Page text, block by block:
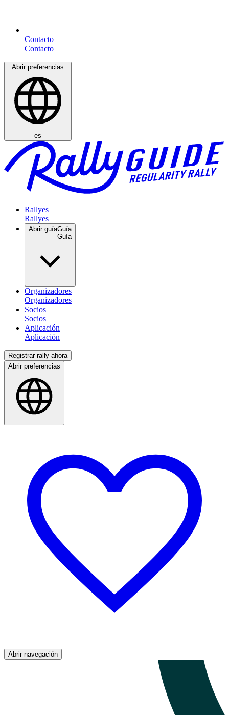
Contacto
Abrir preferencias
es
Rallyes
Abrir guíaGuía
Organizadores
Socios
Aplicación
Registrar rally ahora
Abrir preferencias
Abrir navegación